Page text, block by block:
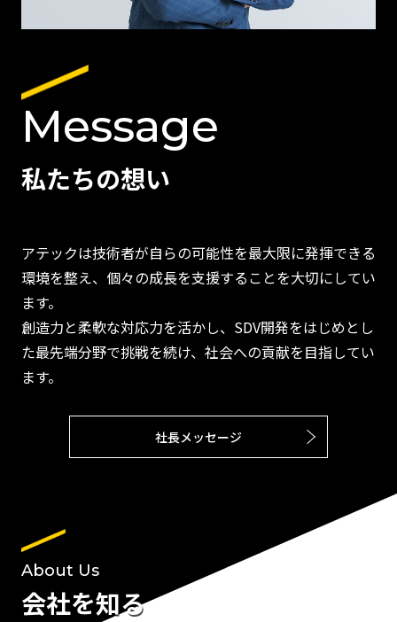
Message
私たちの想い
アテックは技術者が自らの可能性を最大限に発揮できる
環境を整え、個々の成長を支援することを大切にしてい
ます。
創造力と柔軟な対応力を活かし、SDV開発をはじめとし
た最先端分野で挑戦を続け、社会への貢献を目指してい
ます。
社長メッセージ
About Us
会社を知る